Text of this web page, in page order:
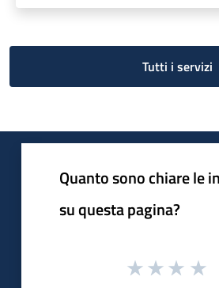
Tutti i servizi
Quanto sono chiare le
su questa pagina?